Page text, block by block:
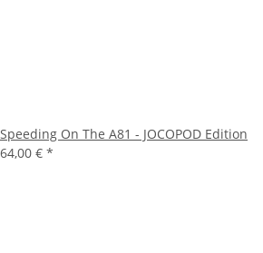
Speeding On The A81 - JOCOPOD Edition
64,00 € *